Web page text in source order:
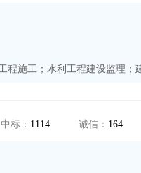
中标： 1114 诚信： 164